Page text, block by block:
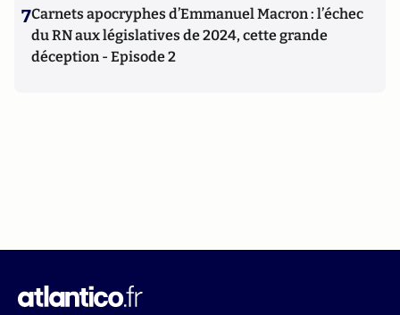
7Carnets apocryphes d’Emmanuel Macron : l’échec
du RN aux législatives de 2024, cette grande
déception - Episode 2